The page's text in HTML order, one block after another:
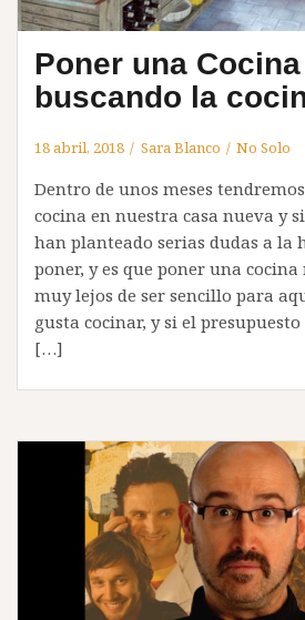
Poner una
buscando la
18 abril, 2018 Sara Blanco No Solo
Dentro de unos meses
cocina en nuestra casa nueva y
han planteado serias dudas a la
poner, y es que poner una
muy lejos de ser sencillo para
gusta cocinar, y si el
[…]